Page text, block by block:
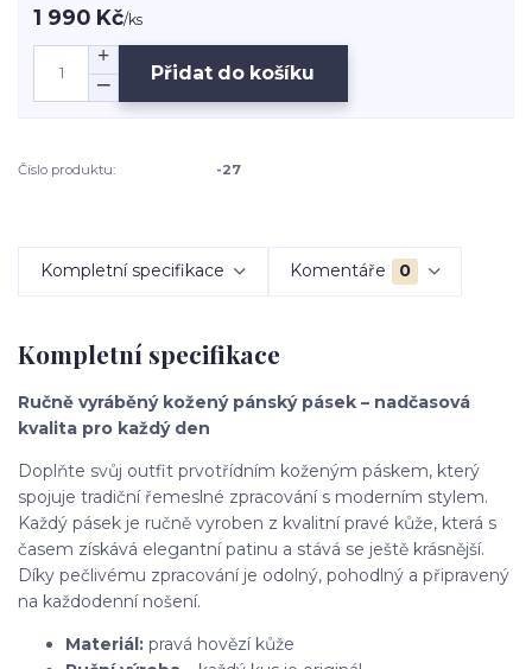
1 990 Kč/ks
Přidat do košíku
Číslo produktu: -27
Kompletní specifikace Komentáře 0
Kompletní specifikace
Ručně vyráběný kožený pánský pásek – nadčasová
kvalita pro každý den
Doplňte svůj outfit prvotřídním koženým páskem, který
spojuje tradiční řemeslné zpracování s moderním stylem.
Každý pásek je ručně vyroben z kvalitní pravé kůže, která s
časem získává elegantní patinu a stává se ještě krásnější.
Díky pečlivému zpracování je odolný, pohodlný a připravený
na každodenní nošení.
Materiál: pravá hovězí kůže